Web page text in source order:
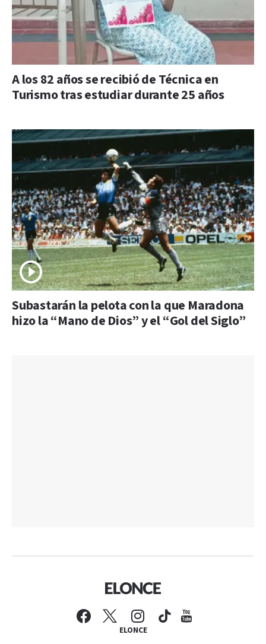
A los 82 años se recibió de Técnica en
Turismo tras estudiar durante 25 años
Subastarán la pelota con la que Maradona
hizo la “Mano de Dios” y el “Gol del Siglo”
ELONCE